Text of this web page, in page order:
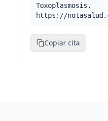
Toxoplasmosis.
https://
Copiar cita